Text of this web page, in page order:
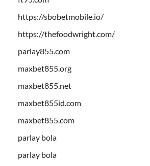
https://sbobetmobile.io/
https://thefoodwright.com/
parlay855.com
maxbet855.org
maxbet855.net
maxbet855id.com
maxbet855.com
parlay bola
parlay bola